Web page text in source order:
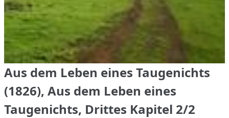
Aus dem Leben eines Taugenichts
(1826), Aus dem Leben eines
Taugenichts, Drittes Kapitel 2/2